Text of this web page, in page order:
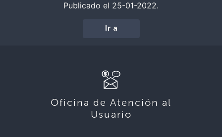
Publicado el 25-01-2022.
Ir a
Oficina de Atención al
Usuario